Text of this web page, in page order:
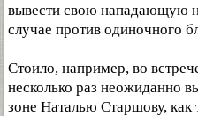
вывести свою нападающую
случае против одиночного
Стоило, например, во
несколько раз неожиданно
зоне Наталью Старшову, как